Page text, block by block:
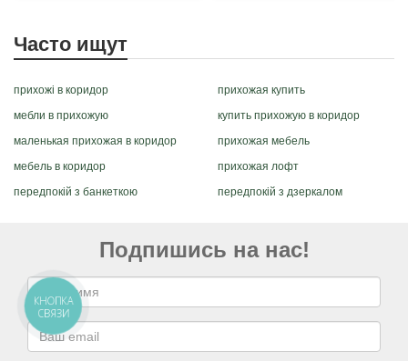
Часто ищут
прихожі в коридор
прихожая купить
мебли в прихожую
купить прихожую в коридор
маленькая прихожая в коридор
прихожая мебель
мебель в коридор
прихожая лофт
передпокій з банкеткою
передпокій з дзеркалом
Подпишись на нас!
КНОПКА
СВЯЗИ